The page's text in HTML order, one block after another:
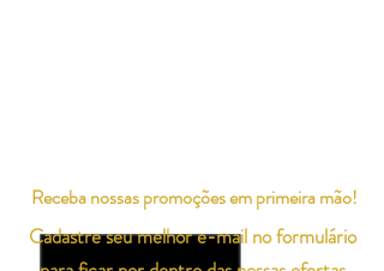
Cadastre seu melhor e-mail no formulário
Receba nossas promoções em primeira mão!